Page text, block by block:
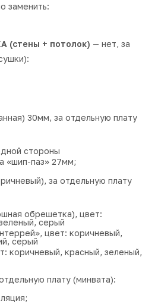
заменить:
(стены + потолок) — нет, за
30мм, за отдельную плату
стороны
«шип-паз» 27мм;
за отдельную плату
обрешетка), цвет:
серый
цвет: коричневый,
серый
коричневый, красный, зеленый,
плату (минвата):